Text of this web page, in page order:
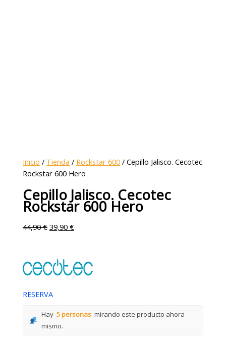
Inicio / Tienda / Rockstar 600 / Cepillo Jalisco. Cecotec
Rockstar 600 Hero
Cepillo Jalisco. Cecotec
Rockstar 600 Hero
44,90€ 39,90€
RESERVA
Hay 5 personas mirando este producto ahora
mismo.